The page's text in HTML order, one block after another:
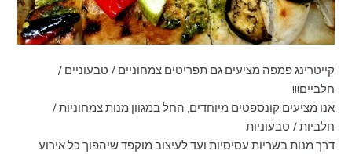
קייטרינג פמפה מציעים גם תפריטים צמחוניים / טבעוניים /
חלביים!!!
אנו מציעים קונספטים מיוחדים, החל במגוון מנות צמחוניות /
חלביות / טבעוניות
דרך מנות בשריות עסיסיות ועד לעיצוב מוקפד שיהפוך כל אירוע